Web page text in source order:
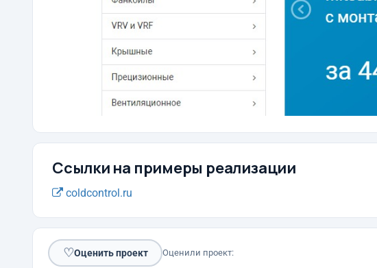
Ссылки на примеры реализации
coldcontrol.ru
♡Оценить проект Оценили проект: